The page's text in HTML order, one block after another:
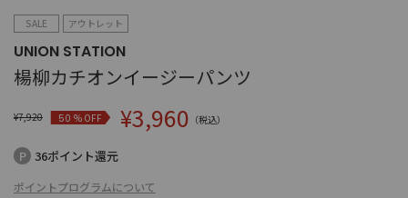
SALE アウトレット
UNION STATION
楊柳カチオンイージーパンツ
¥7,920 50% OFF ¥3,960 （税込）
36ポイント還元
ポイントプログラムについて